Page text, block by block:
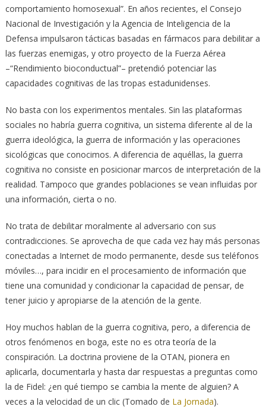
comportamiento homosexual”. En años recientes, el Consejo
Nacional de Investigación y la Agencia de Inteligencia de la
Defensa impulsaron tácticas basadas en fármacos para debilitar a
las fuerzas enemigas, y otro proyecto de la Fuerza Aérea
–“Rendimiento bioconductual”– pretendió potenciar las
capacidades cognitivas de las tropas estadunidenses.
No basta con los experimentos mentales. Sin las plataformas
sociales no habría guerra cognitiva, un sistema diferente al de la
guerra ideológica, la guerra de información y las operaciones
sicológicas que conocimos. A diferencia de aquéllas, la guerra
cognitiva no consiste en posicionar marcos de interpretación de la
realidad. Tampoco que grandes poblaciones se vean influidas por
una información, cierta o no.
No trata de debilitar moralmente al adversario con sus
contradicciones. Se aprovecha de que cada vez hay más personas
conectadas a Internet de modo permanente, desde sus teléfonos
móviles…, para incidir en el procesamiento de información que
tiene una comunidad y condicionar la capacidad de pensar, de
tener juicio y apropiarse de la atención de la gente.
Hoy muchos hablan de la guerra cognitiva, pero, a diferencia de
otros fenómenos en boga, este no es otra teoría de la
conspiración. La doctrina proviene de la OTAN, pionera en
aplicarla, documentarla y hasta dar respuestas a preguntas como
la de Fidel: ¿en qué tiempo se cambia la mente de alguien? A
veces a la velocidad de un clic (Tomado de La Jornada).